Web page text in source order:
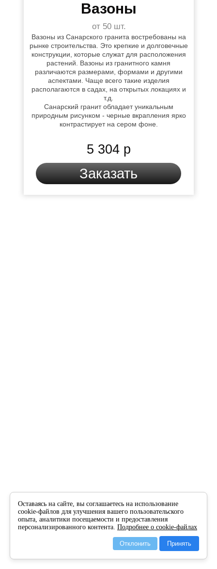
Заказать
5 304 р
от 50 шт.
Вазоны из Санарского гранита востребованы на
рынке строительства. Это крепкие и долговечные
конструкции, которые служат для расположения
растений. Вазоны из гранитного камня
различаются размерами, формами и другими
аспектами. Чаще всего такие изделия
располагаются в садах, на открытых локациях и
т.д.
Санарский гранит обладает уникальным
природным рисунком - черные вкрапления ярко
контрастирует на сером фоне.
Вазоны
Оставаясь на сайте, вы соглашаетесь на использование
cookie-файлов для улучшения вашего пользовательского
опыта, аналитики посещаемости и предоставления
персонализированного контента. Подробнее о cookie-файлах
Отклонить Принять